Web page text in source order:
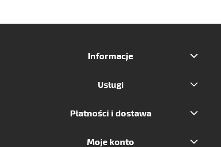
Informacje
Usługi
Płatności i dostawa
Moje konto